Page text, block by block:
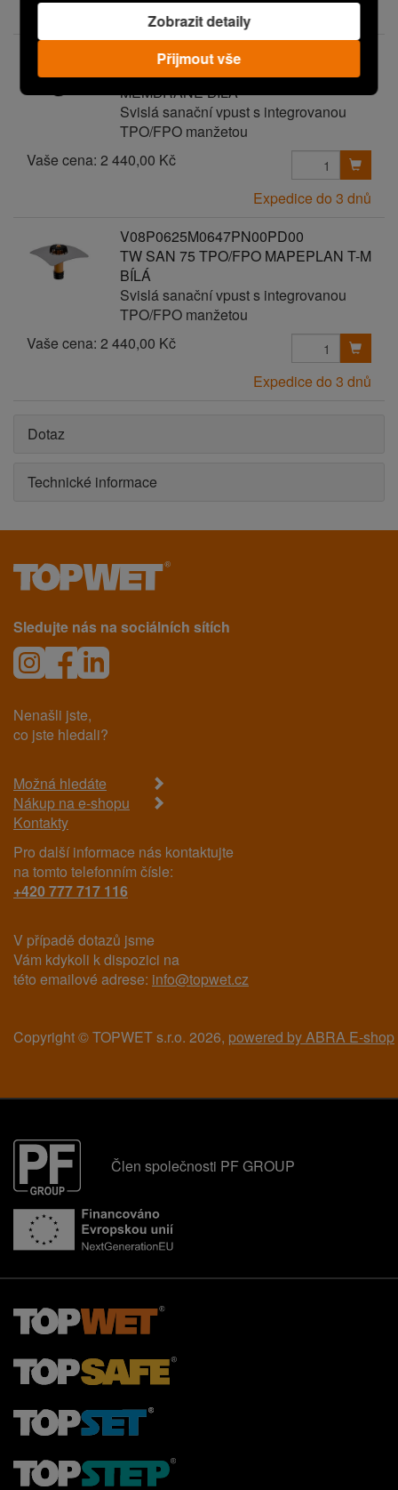
Zobrazit detaily
Přijmout vše
V08P0625M0642PN00PD00
TW SAN 75 TPO/FPO EVERGUARD
MEMBRANE BÍLÁ
Svislá sanační vpust s integrovanou
TPO/FPO manžetou
Vaše cena: 2 440,00 Kč
Expedice do 3 dnů
V08P0625M0647PN00PD00
TW SAN 75 TPO/FPO MAPEPLAN T-M
BÍLÁ
Svislá sanační vpust s integrovanou
TPO/FPO manžetou
Vaše cena: 2 440,00 Kč
Expedice do 3 dnů
Dotaz
Technické informace
Sledujte nás na sociálních sítích
Nenašli jste,
co jste hledali?
Možná hledáte
Nákup na e-shopu
Kontakty
Pro další informace nás kontaktujte
na tomto telefonním čísle:
+420 777 717 116
V případě dotazů jsme
Vám kdykoli k dispozici na
této emailové adrese: info@topwet.cz
Copyright © TOPWET s.r.o. 2026, powered by ABRA E-shop
Člen společnosti PF GROUP